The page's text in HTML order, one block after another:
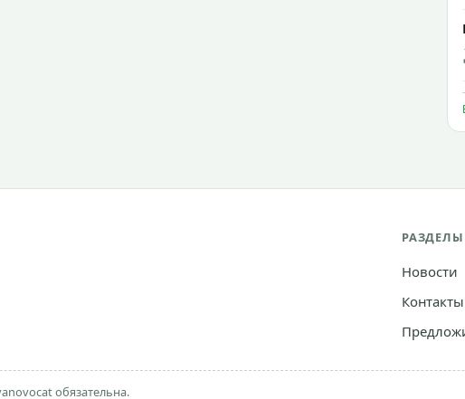
РАЗДЕЛЫ
Новости
Контакты
обязательна.